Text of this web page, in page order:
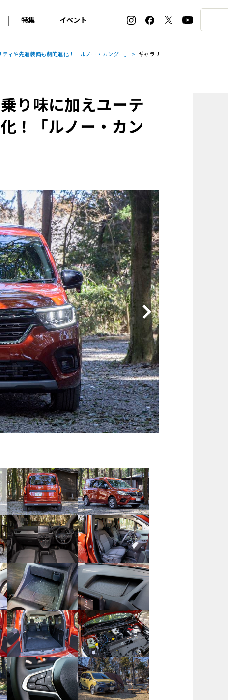
BMW
アルピナ
ルノー
アバルト
オ
フェラーリ
マセラティ
アストン・マーティン
キャデラック
シボレー
テスラ
ヒョンデ
トヨタ
日産
スバル
マツダ
ダイハツ
スズキ
ル動画
特集
2026 サマータイヤ＆ホイール バイヤーズガイド
ホイールカタログ
タイヤ特集
イベント
ル・ボラン カーズ・ミート2026横浜
EV:LIFE KOBE 2025
ル・ボラン カーズ・ミート2025横浜
ィや先進装備も劇的進化！「ルノー・カングー」 ギャラリー
り味に加えユーテ
！「ルノー・カン